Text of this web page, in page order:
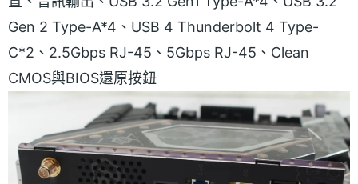
Gen 2 Type-A*4、USB 4 Thunderbolt 4 Type-
C*2、2.5Gbps RJ-45、5Gbps RJ-45、Clean
CMOS與BIOS還原按鈕